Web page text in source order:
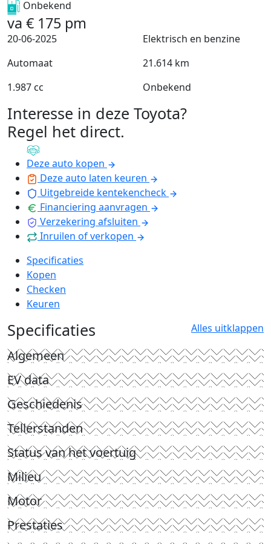
Onbekend
va € 175 pm
20-06-2025
Elektrisch en benzine
Automaat
21.614 km
1.987 cc
Onbekend
Interesse in deze Toyota?
Regel het direct.
Deze auto kopen
Deze auto laten keuren
Uitgebreide kentekencheck
Financiering aanvragen
Verzekering afsluiten
Inruilen of verkopen
Specificaties
Kopen
Checken
Keuren
Specificaties Alles uitklappen
Algemeen
EV data
Geschiedenis
Tellerstanden
Status van het voertuig
Milieu
Motor
Prestaties